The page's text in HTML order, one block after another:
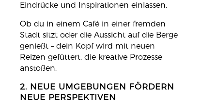
Eindrücke und Inspirationen einlassen.
Ob du in einem Café in einer fremden
Stadt sitzt oder die Aussicht auf die Berge
genießt – dein Kopf wird mit neuen
Reizen gefüttert, die kreative Prozesse
anstoßen.
2. NEUE UMGEBUNGEN FÖRDERN
NEUE PERSPEKTIVEN